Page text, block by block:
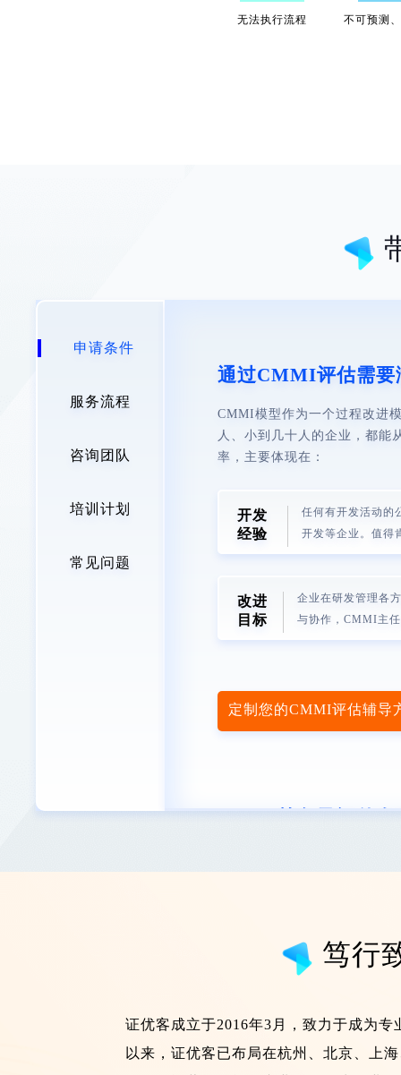
无法执行流程 不可预测
申请条件
服务流程
咨询团队
培训计划
常见问题
通过CMMI评估需要
CMMI模型作为一个过程改进
人、小到几十人的企业，都能
率，主要体现在：
开发
经验
任何有开发活动的
开发等企业。值得
改进
目标
企业在研发管理各
与协作，CMMI主
定制您的CMMI评估辅导
CMMI筹备及评估
标、范围、周期、流程，带您
初步了解CMMI模型的基础上
具体商讨实施方案计划
正式评估
笃行
证优客成立于2016年3月，致力于成为
以来，证优客已布局在杭州、北京、上